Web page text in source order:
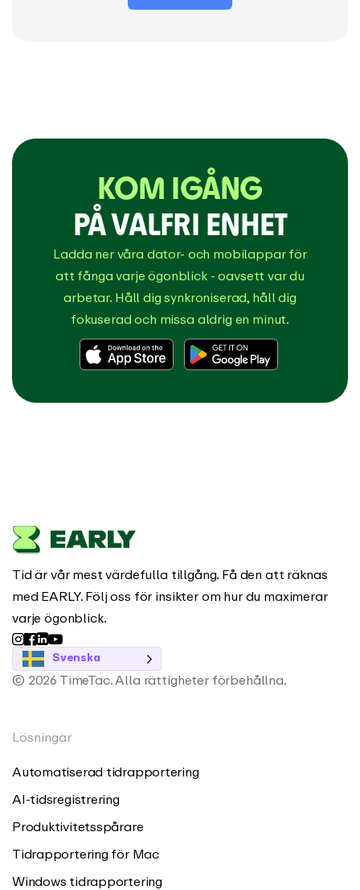
KOM IGÅNG
PÅ VALFRI ENHET
Ladda ner våra dator- och mobilappar för
att fånga varje ögonblick - oavsett var du
arbetar. Håll dig synkroniserad, håll dig
fokuserad och missa aldrig en minut.
Tid är vår mest värdefulla tillgång. Få den att räknas
med EARLY. Följ oss för insikter om hur du maximerar
varje ögonblick.
Svenska
© 2026 TimeTac. Alla rättigheter förbehållna.
Lösningar
Automatiserad tidrapportering
AI-tidsregistrering
Produktivitetsspårare
Tidrapportering för Mac
Windows tidrapportering